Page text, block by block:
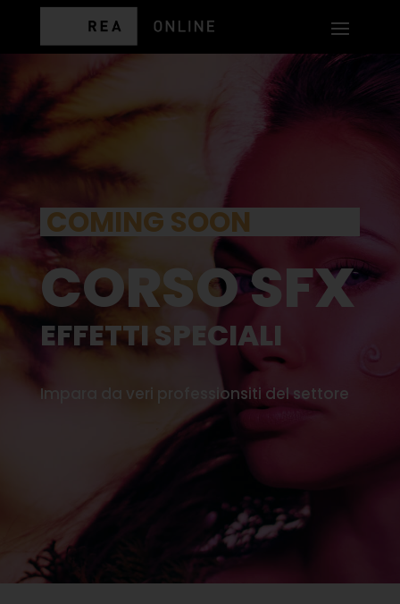
COMING SOON
CORSO SFX
EFFETTI SPECIALI
Impara da veri professionsiti del settore